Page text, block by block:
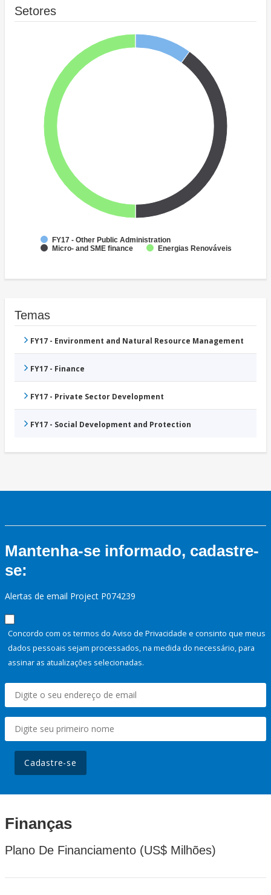
Setores
FY17 - Other Public Administration
Micro- and SME finance
Energias Renováveis
Temas
FY17 - Environment and Natural Resource Management
FY17 - Finance
FY17 - Private Sector Development
FY17 - Social Development and Protection
Mantenha-se informado, cadastre-
se:
Alertas de email Project P074239
Concordo com os termos do Aviso de Privacidade e consinto que meus
dados pessoais sejam processados, na medida do necessário, para
assinar as atualizações selecionadas.
Cadastre-se
Finanças
Plano De Financiamento (US$ Milhões)